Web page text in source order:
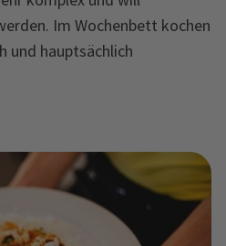
Im Wochenbett kochen
und hauptsächlich